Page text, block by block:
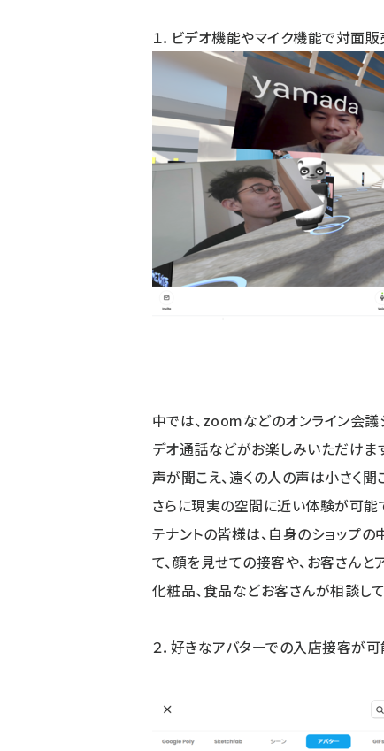
１．ビデオ機能やマイク機能で対面
中では、zoomなどのオンライン会
デオ通話などがお楽しみいただけま
声が聞こえ、遠くの人の声は小さく聞
さらに現実の空間に近い体験が可能
テナントの皆様は、自身のショップの
て、顔を見せての接客や、お客さん
化粧品、食品などお客さんが相談し
２．好きなアバターでの入店接客が